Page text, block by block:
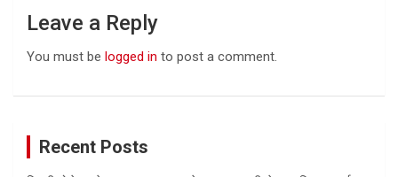
Leave a Reply
You must be logged in to post a comment.
Recent Posts